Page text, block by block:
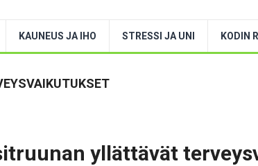
KAUNEUS JA IHO STRESSI JA UNI KODIN
yllättävät